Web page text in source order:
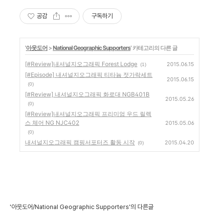
드
공감 구독하기
'아웃도어 >National Geographic Supporters' 카테고리의 다른 글
[#Review]내셔널지오그래픽 Forest Lodge (1) 2015.06.15
[#Episode] 내셔널지오그래픽 티타늄 젓가락세트
(0)
2015.06.15
[#Review] 내셔널지오그래픽 화로대 NGB401B
(0)
2015.05.26
[#Review]내셔널지오그래픽 프리미엄 우드 릴렉
스 체어 NG NJC402
(0)
2015.05.06
내셔널지오그래픽 캠핑서포터즈 활동 시작 (0) 2015.04.20
'아웃도어/National Geographic Supporters'의 다른글